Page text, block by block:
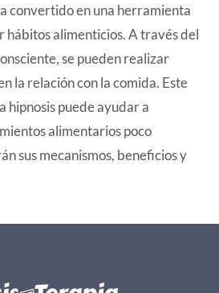
convertido en una herramienta
alimenticios. A través del
se pueden realizar
la relación con la comida. Este
hipnosis puede ayudar a
alimentarios poco
sus mecanismos, beneficios y